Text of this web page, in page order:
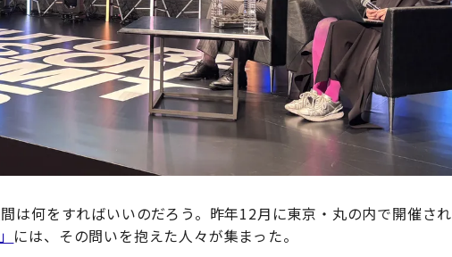
は何をすればいいのだろう。昨年12月に東京・丸の内で開催され
には、その問いを抱えた人々が集まった。